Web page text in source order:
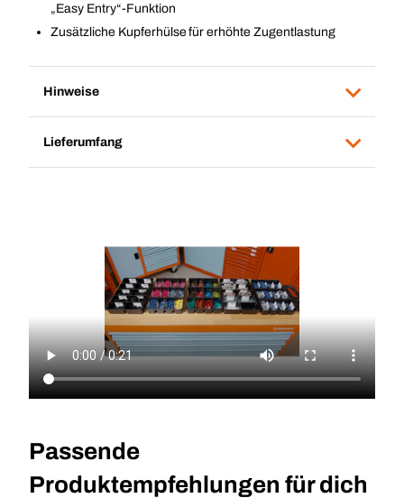
„Easy Entry“-Funktion
Zusätzliche Kupferhülse für erhöhte Zugentlastung
Hinweise
Lieferumfang
Passende
Produktempfehlungen für dich